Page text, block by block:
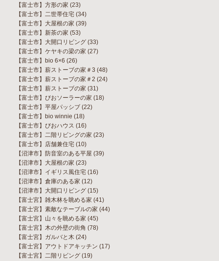
【富士市】方形の家 (23)
【富士市】二世帯住宅 (34)
【富士市】大屋根の家 (39)
【富士市】新茶の家 (53)
【富士市】大開口リビング (33)
【富士市】ケヤキの梁の家 (27)
【富士市】bio 6×6 (26)
【富士市】薪ストーブの家＃3 (48)
【富士市】薪ストーブの家＃2 (24)
【富士市】薪ストーブの家 (31)
【富士市】びおソーラーの家 (18)
【富士市】平屋パッシブ (22)
【富士市】bio winnie (18)
【富士市】びおハウス (16)
【富士市】二階リビングの家 (23)
【富士市】店舗兼住宅 (10)
【沼津市】防音室のある平屋 (39)
【沼津市】大屋根の家 (23)
【沼津市】イギリス風住宅 (16)
【沼津市】倉庫のある家 (12)
【沼津市】大開口リビング (15)
【富士宮】雑木林を眺める家 (41)
【富士宮】素敵なテーブルの家 (44)
【富士宮】山々を眺める家 (45)
【富士宮】木の外壁の街角 (78)
【富士宮】ガルバと木 (24)
【富士宮】アウトドアキッチン (17)
【富士宮】二階リビング (19)